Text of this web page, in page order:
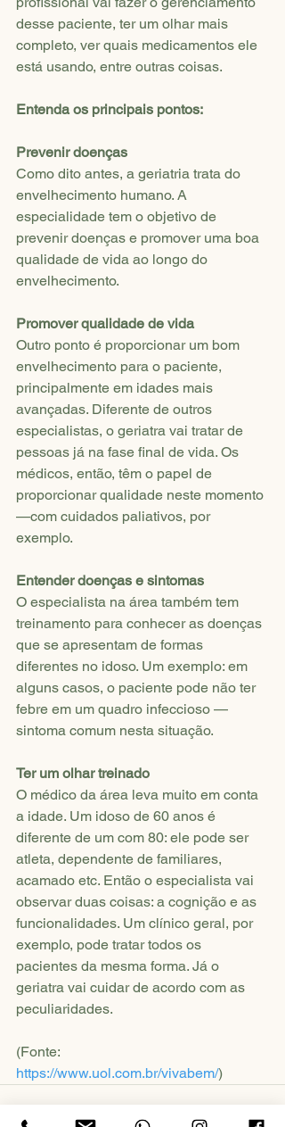
desse paciente, ter um olhar mais
completo, ver quais medicamentos ele
está usando, entre outras coisas.
Entenda os principais pontos:
Prevenir doenças
Como dito antes, a geriatria trata do
envelhecimento humano. A
especialidade tem o objetivo de
prevenir doenças e promover uma boa
qualidade de vida ao longo do
envelhecimento.
Promover qualidade de vida
Outro ponto é proporcionar um bom
envelhecimento para o paciente,
principalmente em idades mais
avançadas. Diferente de outros
especialistas, o geriatra vai tratar de
pessoas já na fase final de vida. Os
médicos, então, têm o papel de
proporcionar qualidade neste momento
—com cuidados paliativos, por
exemplo.
Entender doenças e sintomas
O especialista na área também tem
treinamento para conhecer as doenças
que se apresentam de formas
diferentes no idoso. Um exemplo: em
alguns casos, o paciente pode não ter
febre em um quadro infeccioso —
sintoma comum nesta situação.
Ter um olhar treinado
O médico da área leva muito em conta
a idade. Um idoso de 60 anos é
diferente de um com 80: ele pode ser
atleta, dependente de familiares,
acamado etc. Então o especialista vai
observar duas coisas: a cognição e as
funcionalidades. Um clínico geral, por
exemplo, pode tratar todos os
pacientes da mesma forma. Já o
geriatra vai cuidar de acordo com as
peculiaridades.
(Fonte:
https://www.uol.com.br/vivabem/)